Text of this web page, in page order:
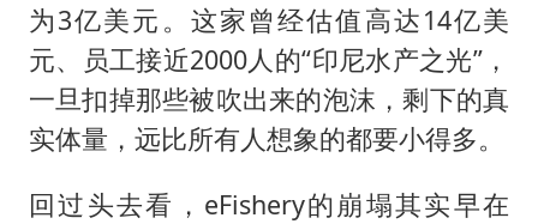
为3亿美元。这家曾经估值高达14亿美
元、员工接近2000人的“印尼水产之光”，
一旦扣掉那些被吹出来的泡沫，剩下的真
实体量，远比所有人想象的都要小得多。
回过头去看，eFishery的崩塌其实早在